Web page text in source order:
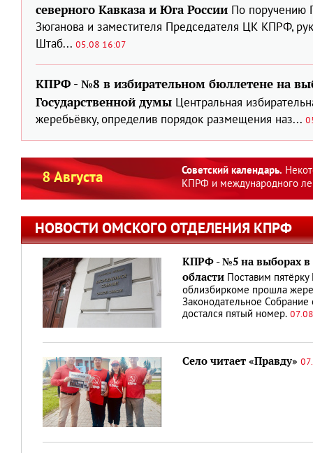
северного Кавказа и Юга России
По поручению
Зюганова и заместителя Председателя ЦК КПРФ,
Штаб... 05.08 16:07
КПРФ - №8 в избирательном бюллетене на
Государственной думы Центральная
жеребьёвку, определив порядок размещения наз...
8 Августа
Советский календарь.
КПРФ и международного
НОВОСТИ ОМСКОГО ОТДЕЛЕНИЯ КПРФ
КПРФ - №5 на выборах в
области Поставим
облизбиркоме прошла
Законодательное
достался пятый номер.
Село читает «Правду»